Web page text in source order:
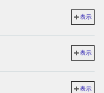
表示
表示
表示